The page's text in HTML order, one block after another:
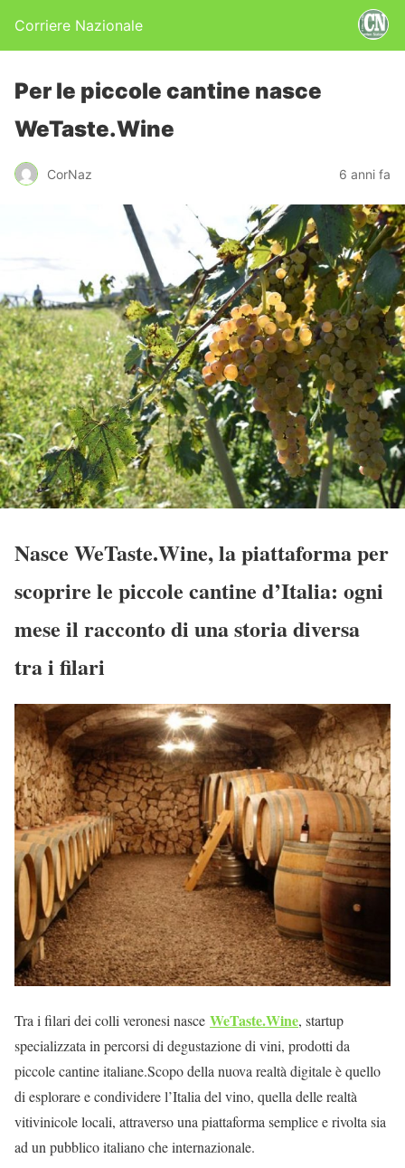
Corriere Nazionale
Per le piccole cantine nasce
WeTaste.Wine
CorNaz 6 anni fa
Nasce WeTaste.Wine, la piattaforma per
scoprire le piccole cantine d’Italia: ogni
mese il racconto di una storia diversa
tra i filari
Tra i filari dei colli veronesi nasce WeTaste.Wine, startup
specializzata in percorsi di degustazione di vini, prodotti da
piccole cantine italiane.Scopo della nuova realtà digitale è quello
di esplorare e condividere l’Italia del vino, quella delle realtà
vitivinicole locali, attraverso una piattaforma semplice e rivolta sia
ad un pubblico italiano che internazionale.